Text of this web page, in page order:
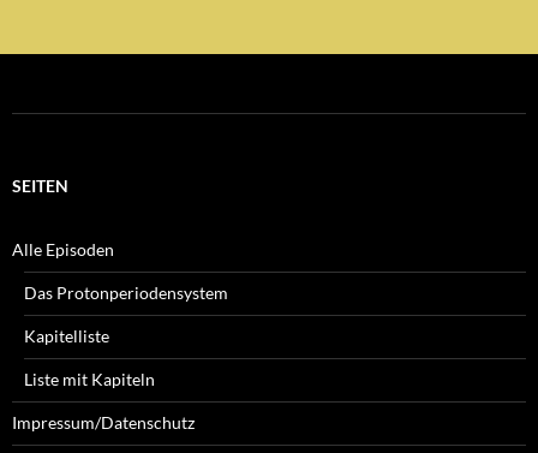
SEITEN
Alle Episoden
Das Protonperiodensystem
Kapitelliste
Liste mit Kapiteln
Impressum/Datenschutz